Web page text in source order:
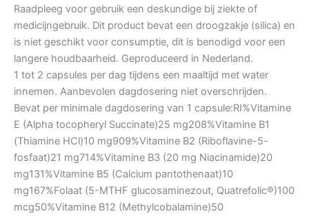
Raadpleeg voor gebruik een deskundige bij ziekte of
medicijngebruik. Dit product bevat een droogzakje (silica) en
is niet geschikt voor consumptie, dit is benodigd voor een
langere houdbaarheid. Geproduceerd in Nederland.
1 tot 2 capsules per dag tijdens een maaltijd met water
innemen. Aanbevolen dagdosering niet overschrijden.
Bevat per minimale dagdosering van 1 capsule:RI%Vitamine
E (Alpha tocopheryl Succinate)25 mg208%Vitamine B1
(Thiamine HCl)10 mg909%Vitamine B2 (Riboflavine-5-
fosfaat)21 mg714%Vitamine B3 (20 mg Niacinamide)20
mg131%Vitamine B5 (Calcium pantothenaat)10
mg167%Folaat (5-MTHF glucosaminezout, Quatrefolic®)100
mcg50%Vitamine B12 (Methylcobalamine)50